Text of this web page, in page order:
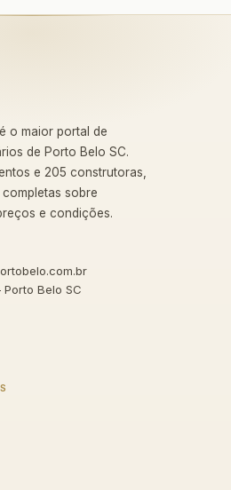
o maior portal de
de Porto Belo SC.
e 205 construtoras,
sobre
e condições.
Belo SC